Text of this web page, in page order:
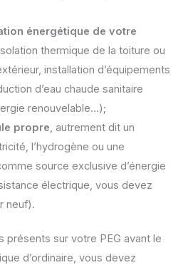
énergétique de votre
thermique de la toiture ou
installation d’équipements
d’eau chaude sanitaire
renouvelable…);
propre , autrement dit un
l’hydrogène ou une
source exclusive d’énergie
électrique, vous devez
neuf).
présents sur votre PEG avant le
d’ordinaire, vous devez